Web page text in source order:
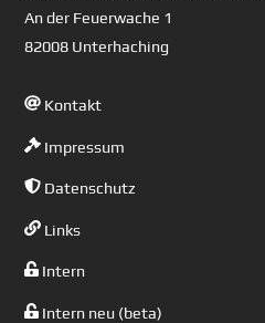
An der Feuerwache 1
82008 Unterhaching
Kontakt
Impressum
Datenschutz
Links
Intern
Intern neu (beta)